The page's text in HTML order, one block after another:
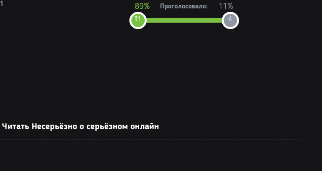
1
31
89% Проголосовало:
4
11%
Читать Несерьёзно о серьёзном онлайн